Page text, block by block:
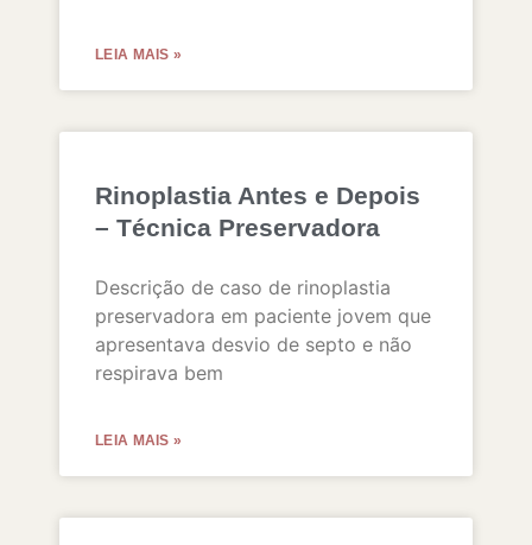
LEIA MAIS »
Rinoplastia Antes e Depois
– Técnica Preservadora
Descrição de caso de rinoplastia
preservadora em paciente jovem que
apresentava desvio de septo e não
respirava bem
LEIA MAIS »